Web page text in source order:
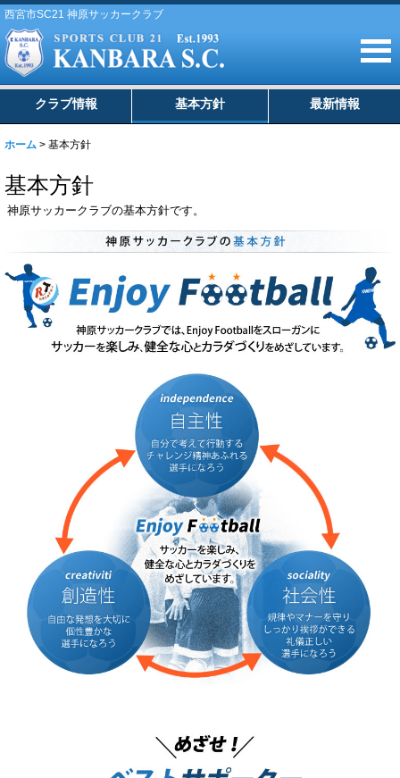
西宮市SC21 神原サッカークラブ
クラブ情報 基本方針 最新情報
ホーム > 基本方針
基本方針
神原サッカークラブの基本方針です。